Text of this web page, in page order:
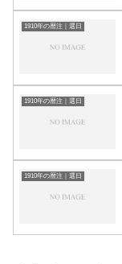
1910年の暦注｜選日
1910年の暦注｜選日
1910年の暦注｜選日